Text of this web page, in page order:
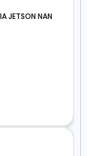
JETSON NAN